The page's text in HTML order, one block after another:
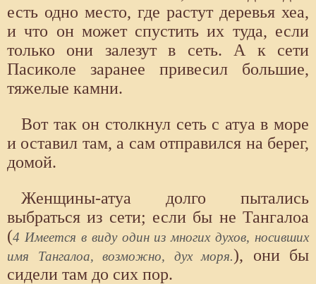
есть одно место, где растут деревья хеа,
и что он может спустить их туда, если
только они залезут в сеть. А к сети
Пасиколе заранее привесил большие,
тяжелые камни.
Вот так он столкнул сеть с атуа в море
и оставил там, а сам отправился на берег,
домой.
Женщины-атуа долго пытались
выбраться из сети; если бы не Тангалоа
(4 Имеется в виду один из многих духов, носивших
имя Тангалоа, возможно, дух моря.), они бы
сидели там до сих пор.